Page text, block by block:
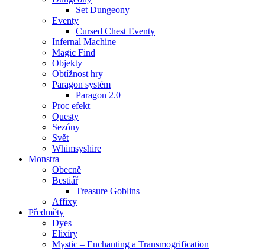
Set Dungeony
Eventy
Cursed Chest Eventy
Infernal Machine
Magic Find
Objekty
Obtížnost hry
Paragon systém
Paragon 2.0
Proc efekt
Questy
Sezóny
Svět
Whimsyshire
Monstra
Obecně
Bestiář
Treasure Goblins
Affixy
Předměty
Dyes
Elixíry
Mystic – Enchanting a Transmogrification